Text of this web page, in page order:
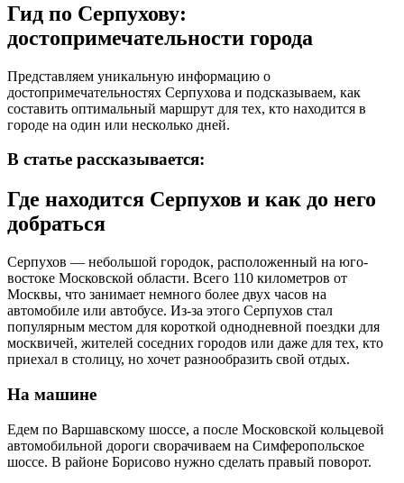
Гид по Серпухову:
достопримечательности города
Представляем уникальную информацию о
достопримечательностях Серпухова и подсказываем, как
составить оптимальный маршрут для тех, кто находится в
городе на один или несколько дней.
В статье рассказывается:
Где находится Серпухов и как до него
добраться
Серпухов — небольшой городок, расположенный на юго-
востоке Московской области. Всего 110 километров от
Москвы, что занимает немного более двух часов на
автомобиле или автобусе. Из-за этого Серпухов стал
популярным местом для короткой однодневной поездки для
москвичей, жителей соседних городов или даже для тех, кто
приехал в столицу, но хочет разнообразить свой отдых.
На машине
Едем по Варшавскому шоссе, а после Московской кольцевой
автомобильной дороги сворачиваем на Симферопольское
шоссе. В районе Борисово нужно сделать правый поворот.